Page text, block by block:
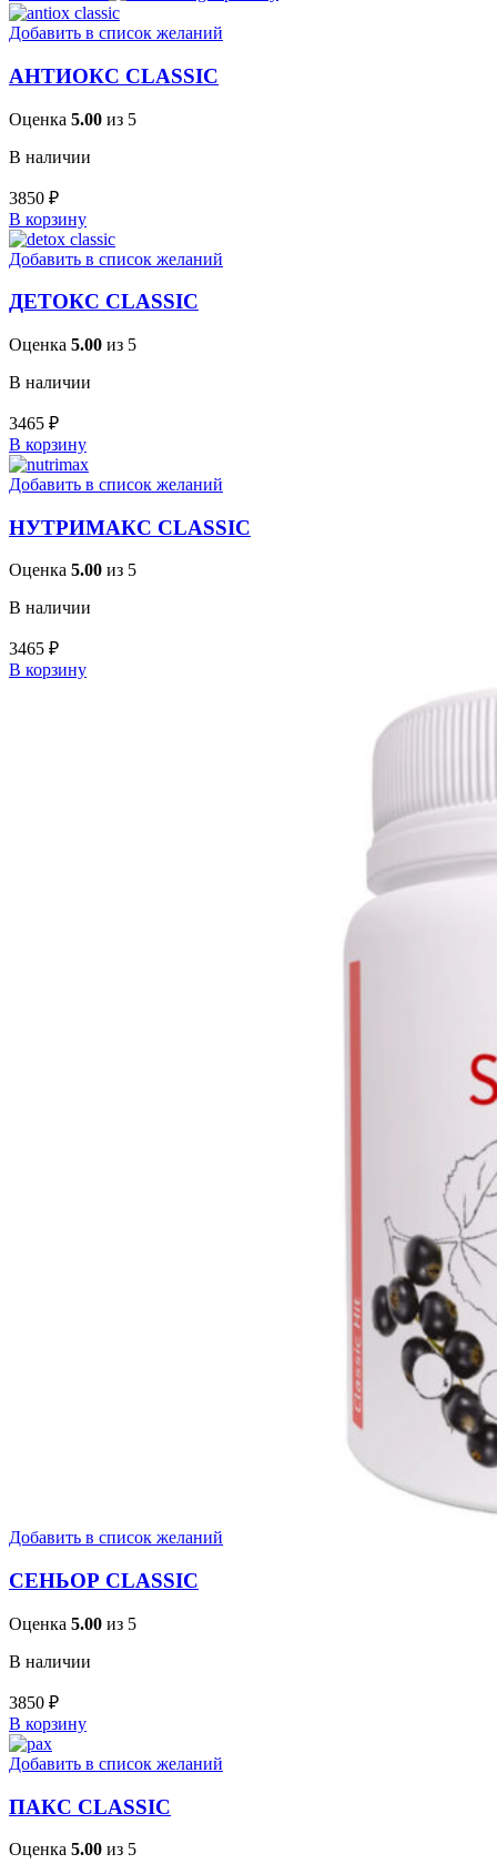
Добавить в список желаний
АНТИОКС CLASSIC
Оценка 5.00 из 5
В наличии
3850 ₽
В корзину
Добавить в список желаний
ДЕТОКС CLASSIC
Оценка 5.00 из 5
В наличии
3465 ₽
В корзину
Добавить в список желаний
НУТРИМАКС CLASSIC
Оценка 5.00 из 5
В наличии
3465 ₽
В корзину
Добавить в список желаний
СЕНЬОР CLASSIC
Оценка 5.00 из 5
В наличии
3850 ₽
В корзину
Добавить в список желаний
ПАКС CLASSIC
Оценка 5.00 из 5